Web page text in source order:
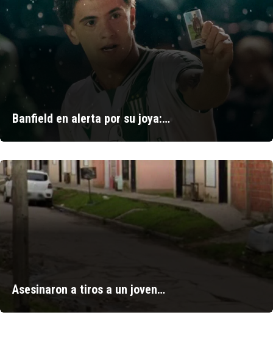
Banfield en alerta por su joya:…
Asesinaron a tiros a un joven…